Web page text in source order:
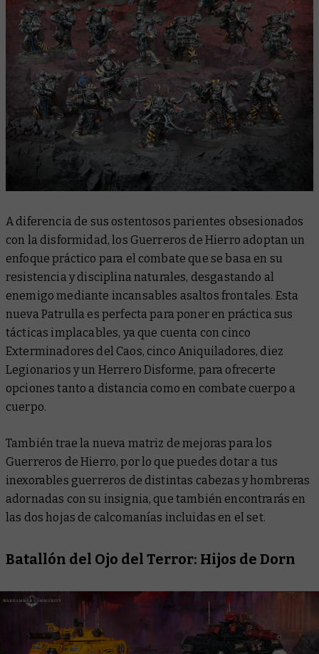
A diferencia de sus ostentosos parientes obsesionados
con la disformidad, los Guerreros de Hierro adoptan un
enfoque práctico para el combate que se basa en su
resistencia y disciplina naturales, desgastando al
enemigo mediante incansables asaltos frontales. Esta
nueva Patrulla es perfecta para poner en práctica sus
tácticas implacables, ya que cuenta con cinco
Exterminadores del Caos, cinco Aniquiladores, diez
Legionarios y un Herrero Disforme, para ofrecerte
opciones tanto a distancia como en combate cuerpo a
cuerpo.
También trae la nueva matriz de mejoras para los
Guerreros de Hierro, por lo que puedes dotar a tus
inexorables guerreros de distintas cabezas y hombreras
adornadas con su insignia, que también encontrarás en
las dos hojas de calcomanías incluidas en el set.
Batallón del Ojo del Terror: Hijos de Dorn